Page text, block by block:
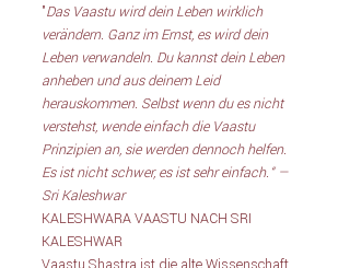
"Das Vaastu wird dein Leben wirklich
verändern. Ganz im Ernst, es wird dein
Leben verwandeln. Du kannst dein Leben
anheben und aus deinem Leid
herauskommen. Selbst wenn du es nicht
verstehst, wende einfach die Vaastu
Prinzipien an, sie werden dennoch helfen.
Es ist nicht schwer, es ist sehr einfach.“ —
Sri Kaleshwar
KALESHWARA VAASTU NACH SRI
KALESHWAR